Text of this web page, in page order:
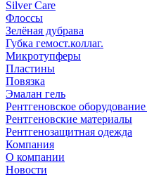
Silver Care
Флоссы
Зелёная дубрава
Губка гемост.коллаг.
Микротупферы
Пластины
Повязка
Эмалан гель
Рентгеновское
Рентгеновские материалы
Рентгенозащитная одежда
Компания
О компании
Новости